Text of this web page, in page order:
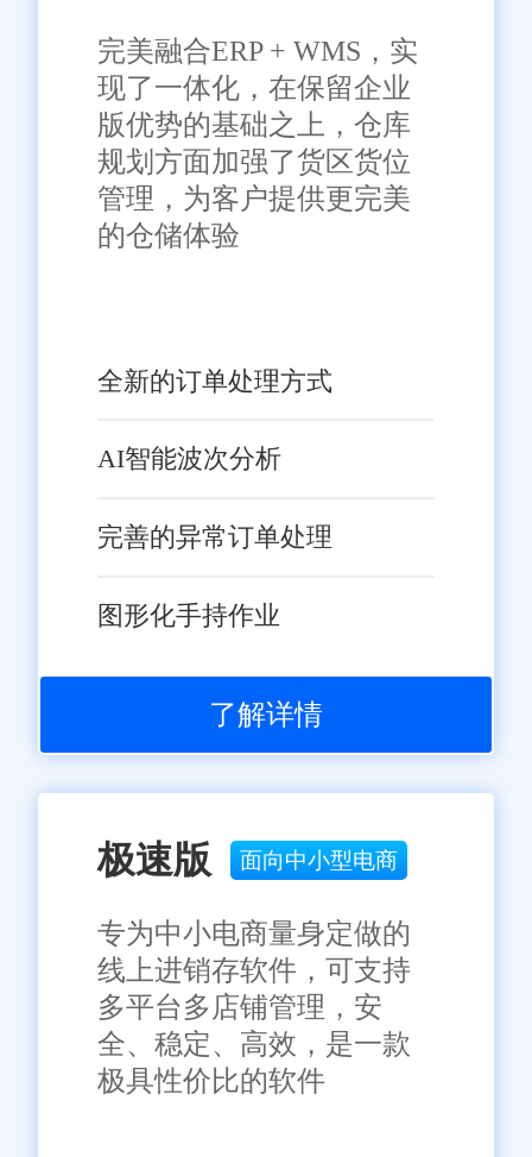
完美融合ERP + WMS，实
现了一体化，在保留企业
版优势的基础之上，仓库
规划方面加强了货区货位
管理，为客户提供更完美
的仓储体验
全新的订单处理方式
AI智能波次分析
完善的异常订单处理
图形化手持作业
了解详情
极速版 面向中小型电商
专为中小电商量身定做的
线上进销存软件，可支持
多平台多店铺管理，安
全、稳定、高效，是一款
极具性价比的软件